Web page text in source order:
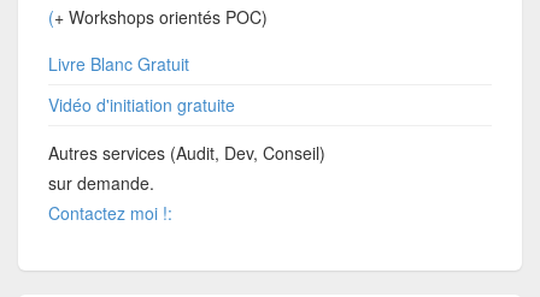
(+ Workshops orientés POC)
Livre Blanc Gratuit
Vidéo d'initiation gratuite
Autres services (Audit, Dev, Conseil)
sur demande.
Contactez moi !: